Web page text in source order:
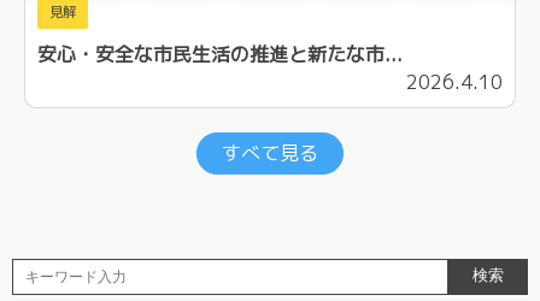
見解
安心・安全な市民生活の推進と新たな市...
2026.4.10
すべて見る